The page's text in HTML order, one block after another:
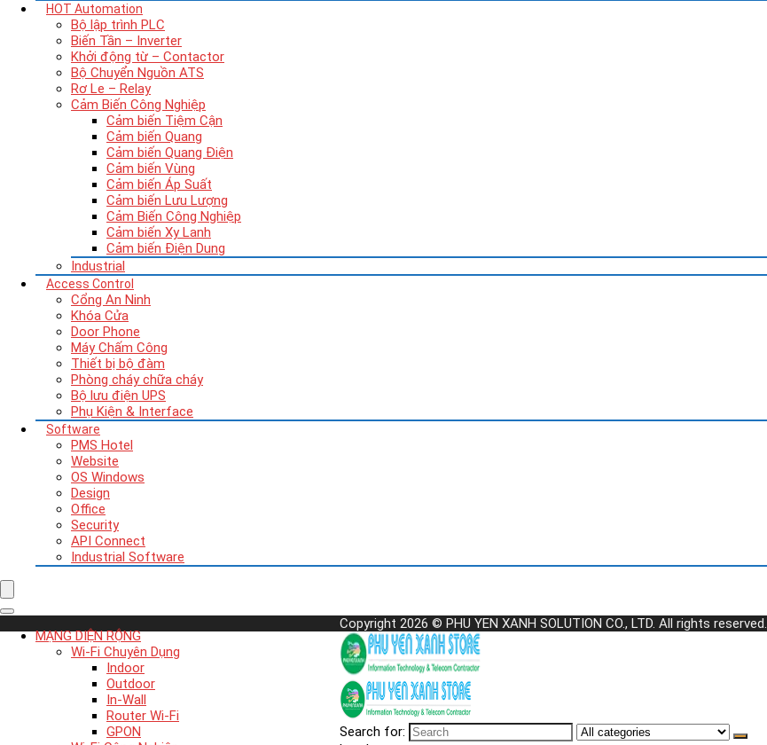
HOT Automation
Bộ lập trình PLC
Biến Tần – Inverter
Khởi động từ – Contactor
Bộ Chuyển Nguồn ATS
Rơ Le – Relay
Cảm Biến Công Nghiệp
Cảm biến Tiệm Cận
Cảm biến Quang
Cảm biến Quang Điện
Cảm biến Vùng
Cảm biến Áp Suất
Cảm biến Lưu Lượng
Cảm Biến Công Nghiệp
Cảm biến Xy Lanh
Cảm biến Điện Dung
Industrial
Access Control
Cổng An Ninh
Khóa Cửa
Door Phone
Máy Chấm Công
Thiết bị bộ đàm
Phòng cháy chữa cháy
Bộ lưu điện UPS
Phụ Kiện & Interface
Software
PMS Hotel
Website
OS Windows
Design
Office
Security
API Connect
Industrial Software
MẠNG DIỆN RỘNG
Wi-Fi Chuyên Dụng
Indoor
Outdoor
In-Wall
Router Wi-Fi
GPON
Copyright 2026 © PHU YEN XANH SOLUTION CO., LTD. All rights reserved.
Search for: